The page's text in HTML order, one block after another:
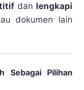
dan lengkapi
dokumen lain
Sebagai Pilihan